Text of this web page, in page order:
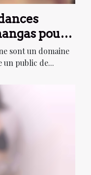
pour
sont un domaine
un public de...